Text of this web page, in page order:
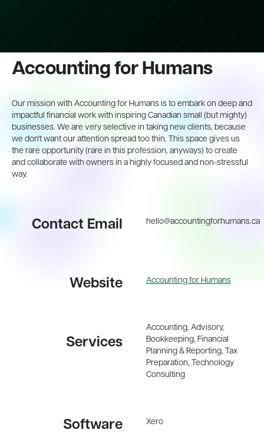
Accounting for Humans
Our mission with Accounting for Humans is to embark on deep and
impactful financial work with inspiring Canadian small (but mighty)
businesses. We are very selective in taking new clients, because
we don't want our attention spread too thin. This space gives us
the rare opportunity (rare in this profession, anyways) to create
and collaborate with owners in a highly focused and non-stressful
way.
Contact Email hello@accountingforhumans.ca
Website Accounting for Humans
Services
Accounting, Advisory,
Bookkeeping, Financial
Planning & Reporting, Tax
Preparation, Technology
Consulting
Software Xero